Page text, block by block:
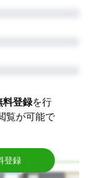
料登録を行
覧が可能で
登録